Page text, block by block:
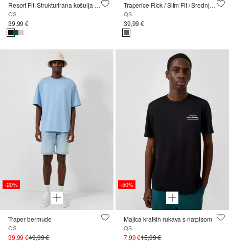
Resort Fit: Strukturirana košulja kratkih rukava
QS
39,99 €
Traperice Rick / Slim Fit / Srednji struk / Uske nogavice
QS
39,99 €
-20%
Traper bermude
QS
39,99 €49,99 €
-50%
Majica kratkih rukava s natpisom
QS
7,99 €15,99 €